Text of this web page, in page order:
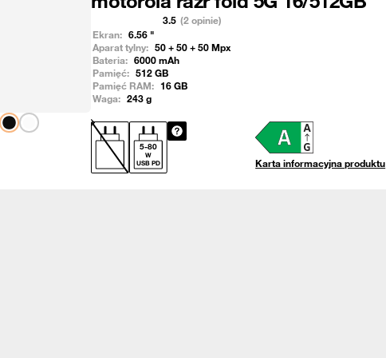
Pokaż następny
3.5 (2 opinie)
Ekran: 6.56 "
Aparat tylny: 50 + 50 + 50Mpx
Bateria: 6000mAh
Pamięć: 512GB
Pamięć RAM: 16GB
Waga: 243g
5-80
W
USB PD
Karta informacyjna produktu